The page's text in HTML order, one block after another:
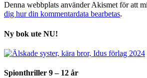
Denna webbplats använder Akismet för att
dig hur din kommentardata bearbetas.
Ny bok ute NU!
Spionthriller 9 – 12 år